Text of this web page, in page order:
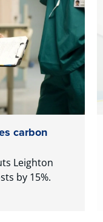
carbon
Leighton
by 15%.